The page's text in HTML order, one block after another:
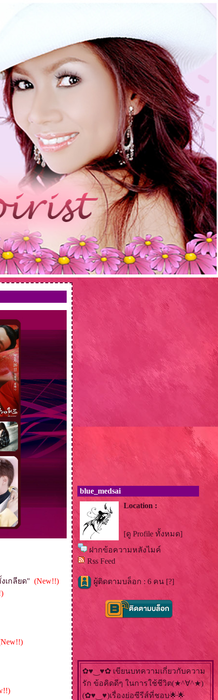
เกลียด" (New!!)
blue_medsai
Location :
[ดู Profile ทั้งหมด]
ฝากข้อความหลังไมค์
Rss Feed
ผู้ติดตามบล็อก : 6 คน [?]
✿♥‿♥✿ เขียนบทความเกี่ยวกับความ
รัก ข้อคิดดีๆ ในการใช้ชีวิต(★^∀^★)
(✿♥‿♥)เรื่องย่อซีรีส์ที่ชอบ🌟🌟